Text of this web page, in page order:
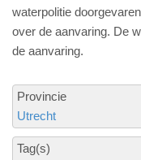
waterpolitie
over de aanvaring. De
de aanvaring.
Provincie
Utrecht
Tag(s)